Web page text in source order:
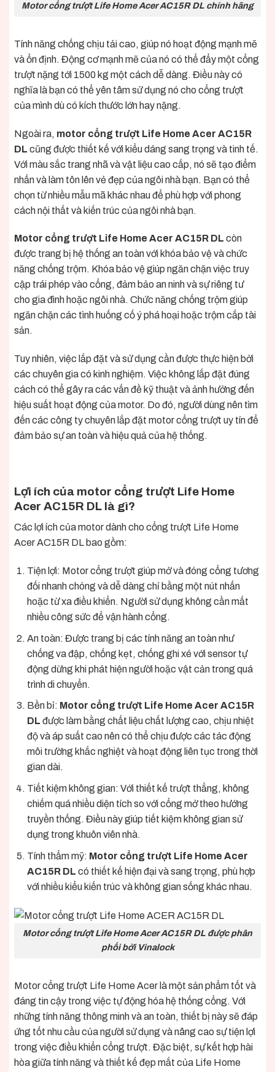
Motor cổng trượt Life Home Acer AC15R DL chính hãng
Tính năng chống chịu tải cao, giúp nó hoạt động mạnh mẽ
và ổn định. Động cơ mạnh mẽ của nó có thể đẩy một cổng
trượt nặng tới 1500 kg một cách dễ dàng. Điều này có
nghĩa là bạn có thể yên tâm sử dụng nó cho cổng trượt
của mình dù có kích thước lớn hay nặng.
Ngoài ra, motor cổng trượt Life Home Acer AC15R
DL cũng được thiết kế với kiểu dáng sang trọng và tinh tế.
Với màu sắc trang nhã và vật liệu cao cấp, nó sẽ tạo điểm
nhấn và làm tôn lên vẻ đẹp của ngôi nhà bạn. Bạn có thể
chọn từ nhiều mẫu mã khác nhau để phù hợp với phong
cách nội thất và kiến trúc của ngôi nhà bạn.
Motor cổng trượt Life Home Acer AC15R DL còn
được trang bị hệ thống an toàn với khóa bảo vệ và chức
năng chống trộm. Khóa bảo vệ giúp ngăn chặn việc truy
cập trái phép vào cổng, đảm bảo an ninh và sự riêng tư
cho gia đình hoặc ngôi nhà. Chức năng chống trộm giúp
ngăn chặn các tình huống cố ý phá hoại hoặc trộm cắp tài
sản.
Tuy nhiên, việc lắp đặt và sử dụng cần được thực hiện bởi
các chuyên gia có kinh nghiệm. Việc không lắp đặt đúng
cách có thể gây ra các vấn đề kỹ thuật và ảnh hưởng đến
hiệu suất hoạt động của motor. Do đó, người dùng nên tìm
đến các công ty chuyên lắp đặt motor cổng trượt uy tín để
đảm bảo sự an toàn và hiệu quả của hệ thống.
Lợi ích của motor cổng trượt Life Home
Acer AC15R DL là gì?
Các lợi ích của motor dành cho cổng trượt Life Home
Acer AC15R DL bao gồm:
Tiện lợi: Motor cổng trượt giúp mở và đóng cổng tương
đối nhanh chóng và dễ dàng chỉ bằng một nút nhấn
hoặc từ xa điều khiển. Người sử dụng không cần mất
nhiều công sức để vận hành cổng.
An toàn: Được trang bị các tính năng an toàn như
chống va đập, chống kẹt, chống ghi xé với sensor tự
động dừng khi phát hiện người hoặc vật cản trong quá
trình di chuyển.
Bền bỉ: Motor cổng trượt Life Home Acer AC15R
DL được làm bằng chất liệu chất lượng cao, chịu nhiệt
độ và áp suất cao nên có thể chịu được các tác động
môi trường khắc nghiệt và hoạt động liên tục trong thời
gian dài.
Tiết kiệm không gian: Với thiết kế trượt thẳng, không
chiếm quá nhiều diện tích so với cổng mở theo hướng
truyền thống. Điều này giúp tiết kiệm không gian sử
dụng trong khuôn viên nhà.
Tính thẩm mỹ: Motor cổng trượt Life Home Acer
AC15R DL có thiết kế hiện đại và sang trọng, phù hợp
với nhiều kiểu kiến trúc và không gian sống khác nhau.
Motor cổng trượt Life Home Acer AC15R DL được phân
phối bởi Vinalock
Motor cổng trượt Life Home Acer là một sản phẩm tốt và
đáng tin cậy trong việc tự động hóa hệ thống cổng. Với
những tính năng thông minh và an toàn, thiết bị này sẽ đáp
ứng tốt nhu cầu của người sử dụng và nâng cao sự tiện lợi
trong việc điều khiển cổng trượt. Đặc biệt, sự kết hợp hài
hòa giữa tính năng và thiết kế đẹp mắt của Life Home